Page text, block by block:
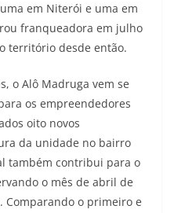
em Niterói e uma em
franqueadora em julho
território desde então.
o Alô Madruga vem se
os empreendedores
oito novos
da unidade no bairro
também contribui para o
o mês de abril de
Comparando o primeiro e